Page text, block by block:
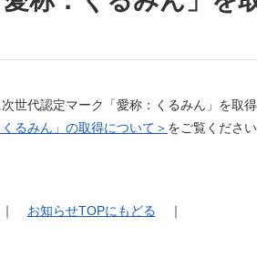
世代認定マーク「愛称：くるみん」を取得
るみん」の取得について＞ をご覧ください
｜ お知らせTOPにもどる ｜